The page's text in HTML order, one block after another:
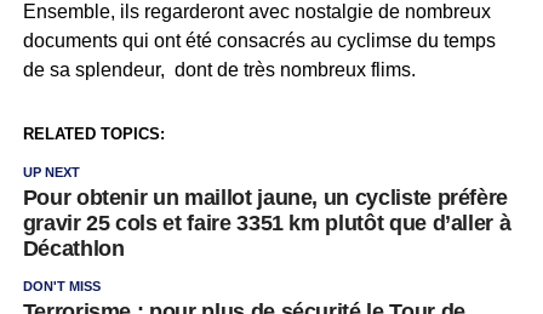
Ensemble, ils regarderont avec nostalgie de nombreux
documents qui ont été consacrés au cyclimse du temps
de sa splendeur, dont de très nombreux flims.
RELATED TOPICS:
UP NEXT
Pour obtenir un maillot jaune, un cycliste préfère
gravir 25 cols et faire 3351 km plutôt que d’aller à
Décathlon
DON'T MISS